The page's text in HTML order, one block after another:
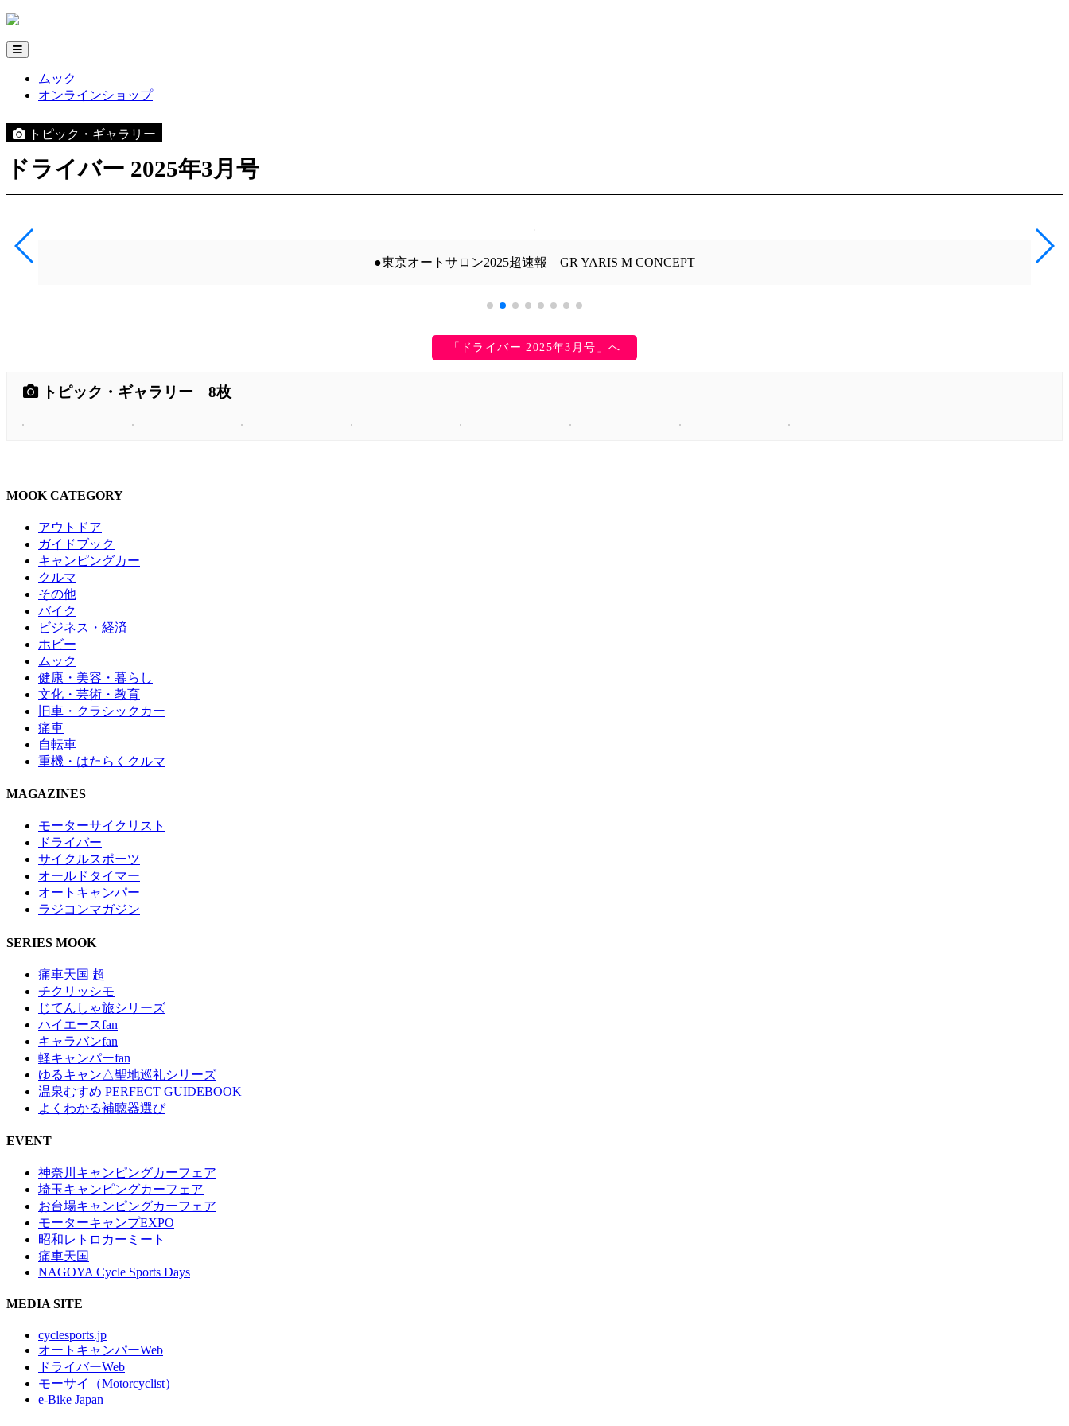
ムック
オンラインショップ
トピック・ギャラリー
ドライバー 2025年3月号
●東京オートサロン2025超速報 GR YARIS M CONCEPT
「ドライバー 2025年3月号」へ
トピック・ギャラリー 8枚
MOOK CATEGORY
アウトドア
ガイドブック
キャンピングカー
クルマ
その他
バイク
ビジネス・経済
ホビー
ムック
健康・美容・暮らし
文化・芸術・教育
旧車・クラシックカー
痛車
自転車
重機・はたらくクルマ
MAGAZINES
モーターサイクリスト
ドライバー
サイクルスポーツ
オールドタイマー
オートキャンパー
ラジコンマガジン
SERIES MOOK
痛車天国 超
チクリッシモ
じてんしゃ旅シリーズ
ハイエースfan
キャラバンfan
軽キャンパーfan
ゆるキャン△聖地巡礼シリーズ
温泉むすめ PERFECT GUIDEBOOK
よくわかる補聴器選び
EVENT
神奈川キャンピングカーフェア
埼玉キャンピングカーフェア
お台場キャンピングカーフェア
モーターキャンプEXPO
昭和レトロカーミート
痛車天国
NAGOYA Cycle Sports Days
MEDIA SITE
cyclesports.jp
オートキャンパーWeb
ドライバーWeb
モーサイ（Motorcyclist）
e-Bike Japan